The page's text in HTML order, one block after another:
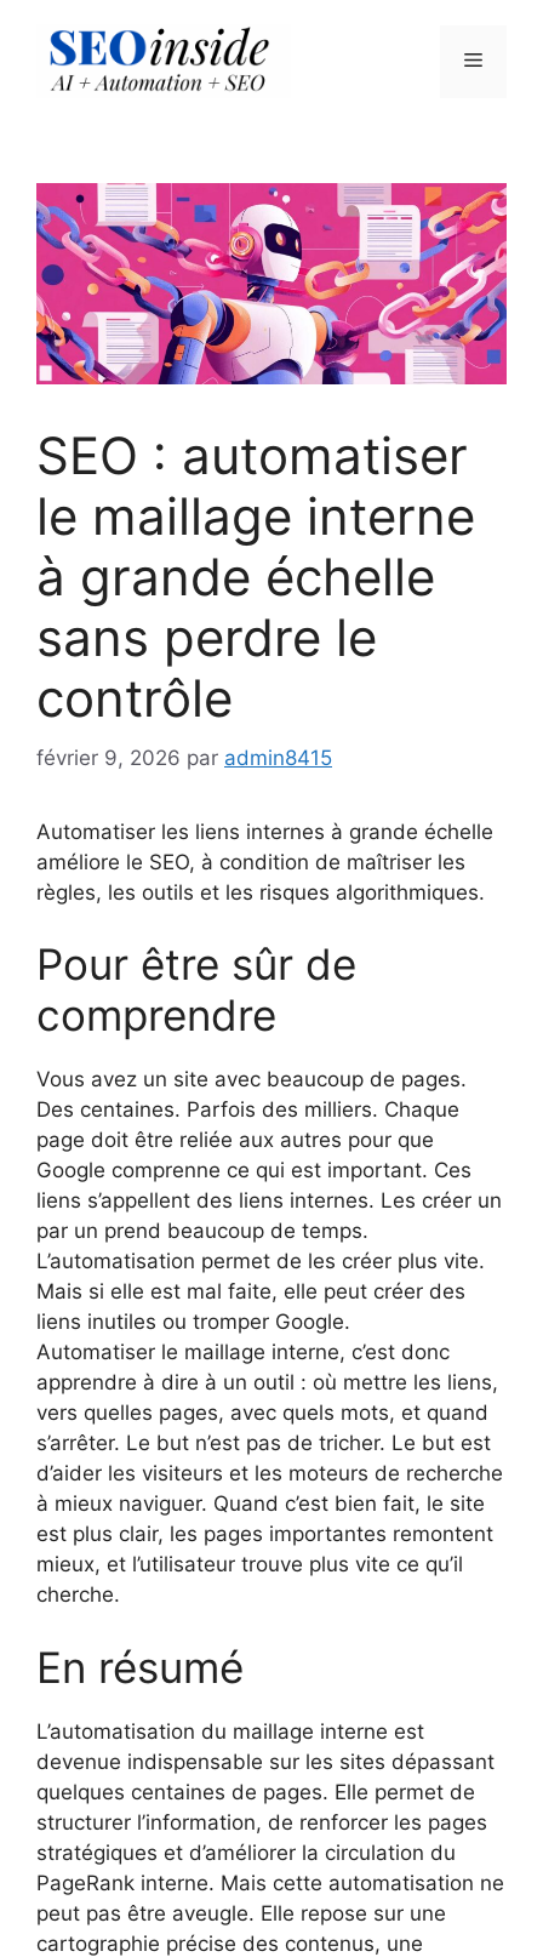
contenu
Menu
SEO : automatiser
le maillage interne
à grande échelle
sans perdre le
contrôle
février 9, 2026 par admin8415
Automatiser les liens internes à grande échelle
améliore le SEO, à condition de maîtriser les
règles, les outils et les risques algorithmiques.
Pour être sûr de
comprendre
Vous avez un site avec beaucoup de pages.
Des centaines. Parfois des milliers. Chaque
page doit être reliée aux autres pour que
Google comprenne ce qui est important. Ces
liens s’appellent des liens internes. Les créer un
par un prend beaucoup de temps.
L’automatisation permet de les créer plus vite.
Mais si elle est mal faite, elle peut créer des
liens inutiles ou tromper Google.
Automatiser le maillage interne, c’est donc
apprendre à dire à un outil : où mettre les liens,
vers quelles pages, avec quels mots, et quand
s’arrêter. Le but n’est pas de tricher. Le but est
d’aider les visiteurs et les moteurs de recherche
à mieux naviguer. Quand c’est bien fait, le site
est plus clair, les pages importantes remontent
mieux, et l’utilisateur trouve plus vite ce qu’il
cherche.
En résumé
L’automatisation du maillage interne est
devenue indispensable sur les sites dépassant
quelques centaines de pages. Elle permet de
structurer l’information, de renforcer les pages
stratégiques et d’améliorer la circulation du
PageRank interne. Mais cette automatisation ne
peut pas être aveugle. Elle repose sur une
cartographie précise des contenus, une